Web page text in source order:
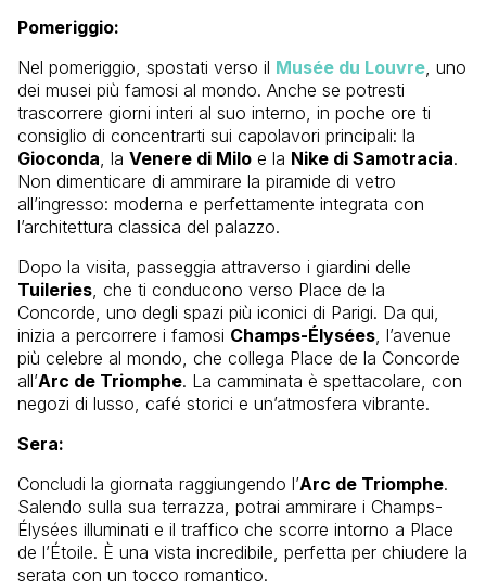
Pomeriggio:
Nel pomeriggio, spostati verso il Musée du Louvre, uno
dei musei più famosi al mondo. Anche se potresti
trascorrere giorni interi al suo interno, in poche ore ti
consiglio di concentrarti sui capolavori principali: la
Gioconda, la Venere di Milo e la Nike di Samotracia.
Non dimenticare di ammirare la piramide di vetro
all’ingresso: moderna e perfettamente integrata con
l’architettura classica del palazzo.
Dopo la visita, passeggia attraverso i giardini delle
Tuileries, che ti conducono verso Place de la
Concorde, uno degli spazi più iconici di Parigi. Da qui,
inizia a percorrere i famosi Champs-Élysées, l’avenue
più celebre al mondo, che collega Place de la Concorde
all’Arc de Triomphe. La camminata è spettacolare, con
negozi di lusso, café storici e un’atmosfera vibrante.
Sera:
Concludi la giornata raggiungendo l’Arc de Triomphe.
Salendo sulla sua terrazza, potrai ammirare i Champs-
Élysées illuminati e il traffico che scorre intorno a Place
de l’Étoile. È una vista incredibile, perfetta per chiudere la
serata con un tocco romantico.